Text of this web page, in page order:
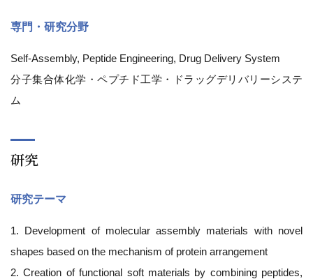
専門・研究分野
Self-Assembly, Peptide Engineering, Drug Delivery System
分子集合体化学・ペプチド工学・ドラッグデリバリーシステ
ム
研究
研究テーマ
1. Development of molecular assembly materials with novel
shapes based on the mechanism of protein arrangement
2. Creation of functional soft materials by combining peptides,